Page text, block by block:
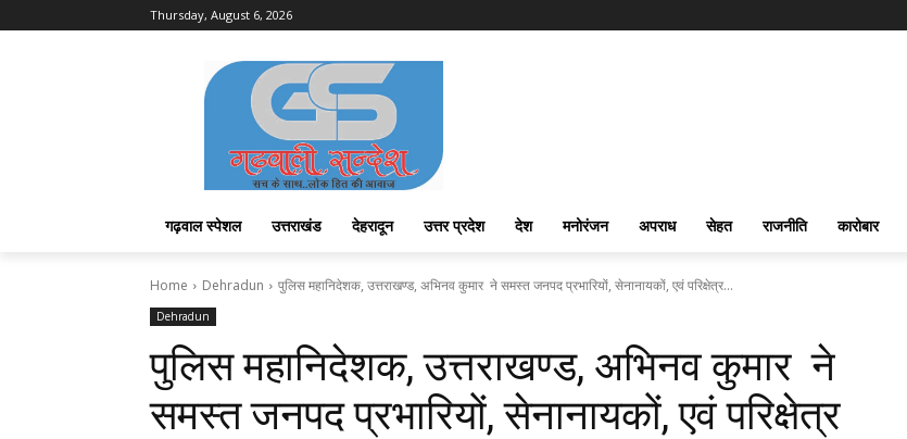
Thursday, August 6, 2026
गढ़वाल स्पेशल उत्तराखंड देहरादून उत्तर प्रदेश देश मनोरंजन अपराध सेहत राजनीति कारोबार
Home Dehradun पुलिस महानिदेशक, उत्तराखण्ड, अभिनव कुमार ने समस्त जनपद प्रभारियों, सेनानायकों, एवं परिक्षेत्र...
Dehradun
पुलिस महानिदेशक, उत्तराखण्ड, अभिनव कुमार ने
समस्त जनपद प्रभारियों, सेनानायकों, एवं परिक्षेत्र